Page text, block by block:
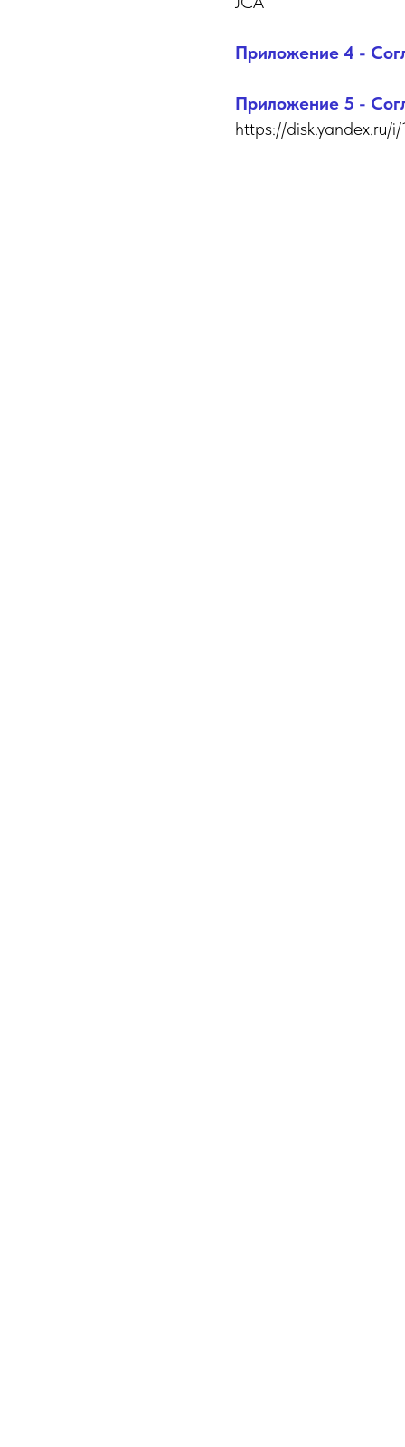
Приложение 4 -
Приложение 5 -
https://disk.yandex.ru/